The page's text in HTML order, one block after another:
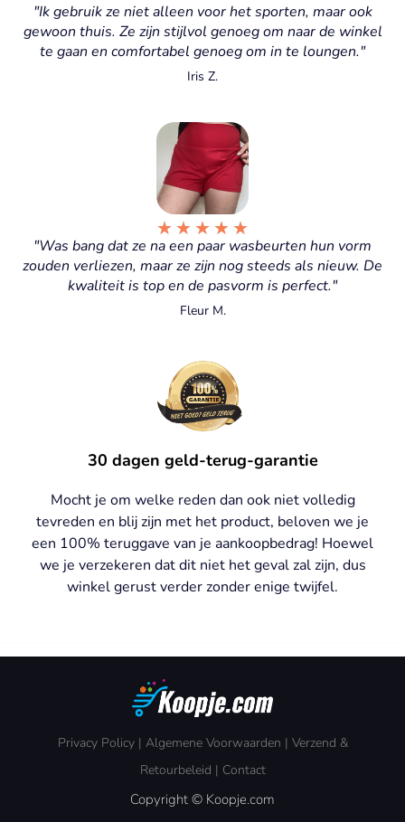
"Ik gebruik ze niet alleen voor het sporten, maar ook
gewoon thuis. Ze zijn stijlvol genoeg om naar de winkel
te gaan en comfortabel genoeg om in te loungen."
Iris Z.
★ ★ ★ ★ ★
"Was bang dat ze na een paar wasbeurten hun vorm
zouden verliezen, maar ze zijn nog steeds als nieuw. De
kwaliteit is top en de pasvorm is perfect."
Fleur M.
30 dagen geld-terug-garantie
Mocht je om welke reden dan ook niet volledig
tevreden en blij zijn met het product, beloven we je
een 100% teruggave van je aankoopbedrag! Hoewel
we je verzekeren dat dit niet het geval zal zijn, dus
winkel gerust verder zonder enige twijfel.
Privacy Policy| Algemene Voorwaarden | Verzend &
Retourbeleid | Contact
Copyright © Koopje.com